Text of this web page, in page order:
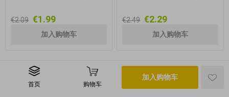
€2.09 €1.99 €2.49 €2.29
首页 购物车
加入购物车
版权所有 © 2026 i-chi.de 保留所有权利